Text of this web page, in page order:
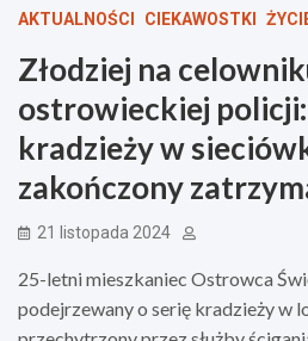
AKTUALNOŚCI CIEKAWOSTKI
Złodziej na
ostrowieckiej policji:
kradzieży w
zakończony
21 listopada 2024
25-letni mieszkaniec Ostrowca
podejrzewany o serię kradzieży w